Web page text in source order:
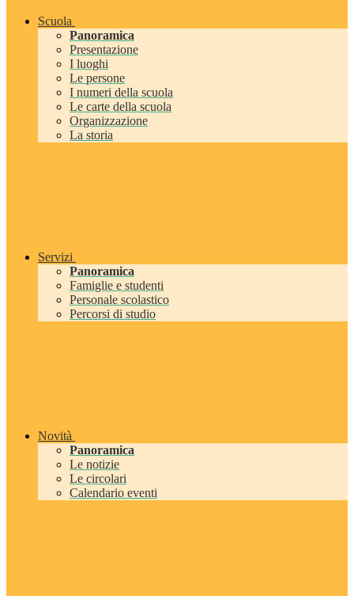
Scuola
Panoramica
Presentazione
I luoghi
Le persone
I numeri della scuola
Le carte della scuola
Organizzazione
La storia
Servizi
Panoramica
Famiglie e studenti
Personale scolastico
Percorsi di studio
Novità
Panoramica
Le notizie
Le circolari
Calendario eventi